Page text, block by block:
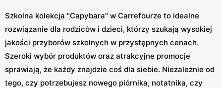
Szkolna kolekcja "Capybara" w Carrefourze to idealne
rozwiązanie dla rodziców i dzieci, którzy szukają wysokiej
jakości przyborów szkolnych w przystępnych cenach.
Szeroki wybór produktów oraz atrakcyjne promocje
sprawiają, że każdy znajdzie coś dla siebie. Niezależnie od
tego, czy potrzebujesz nowego piórnika, notatnika, czy